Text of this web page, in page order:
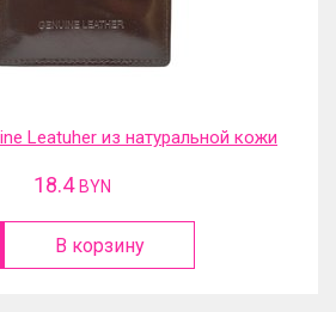
Leatuher из натуральной кожи
18.4 BYN
В корзину